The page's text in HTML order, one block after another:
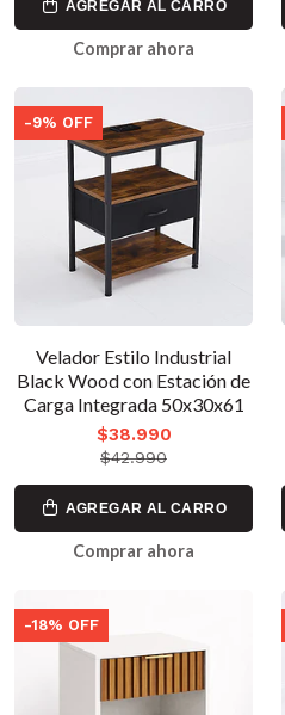
AGREGAR AL CARRO
Comprar ahora
-9% OFF
Velador Estilo Industrial
Black Wood con Estación de
Carga Integrada 50x30x61
$38.990
$42.990
AGREGAR AL CARRO
Comprar ahora
-18% OFF